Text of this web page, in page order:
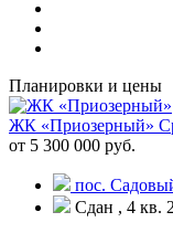
Планировки и цены
ЖК «Приозерный»
от 5 300 000 руб.
пос.
Сдан , 4 кв.